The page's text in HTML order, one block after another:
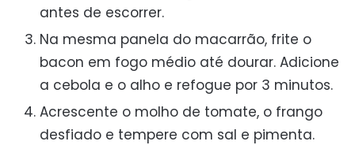
antes de escorrer.
Na mesma panela do macarrão, frite o
bacon em fogo médio até dourar. Adicione
a cebola e o alho e refogue por 3 minutos.
Acrescente o molho de tomate, o frango
desfiado e tempere com sal e pimenta.